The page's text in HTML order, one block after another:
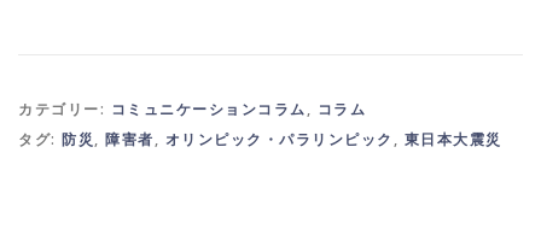
カテゴリー: コミュニケーションコラム, コラム
タグ: 防災, 障害者, オリンピック・パラリンピック , 東日本大震災